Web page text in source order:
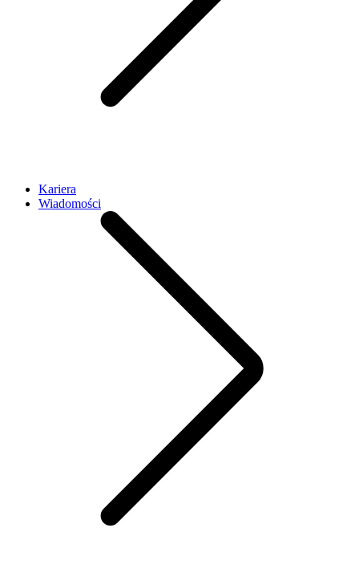
Kariera
Wiadomości